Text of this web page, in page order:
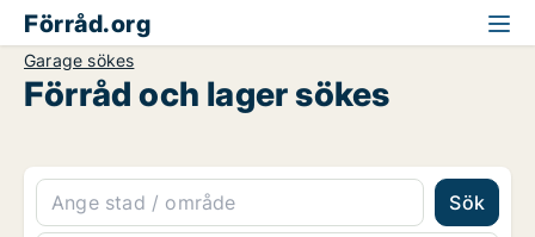
Förråd.org
Garage sökes
Förråd och lager sökes
Sök